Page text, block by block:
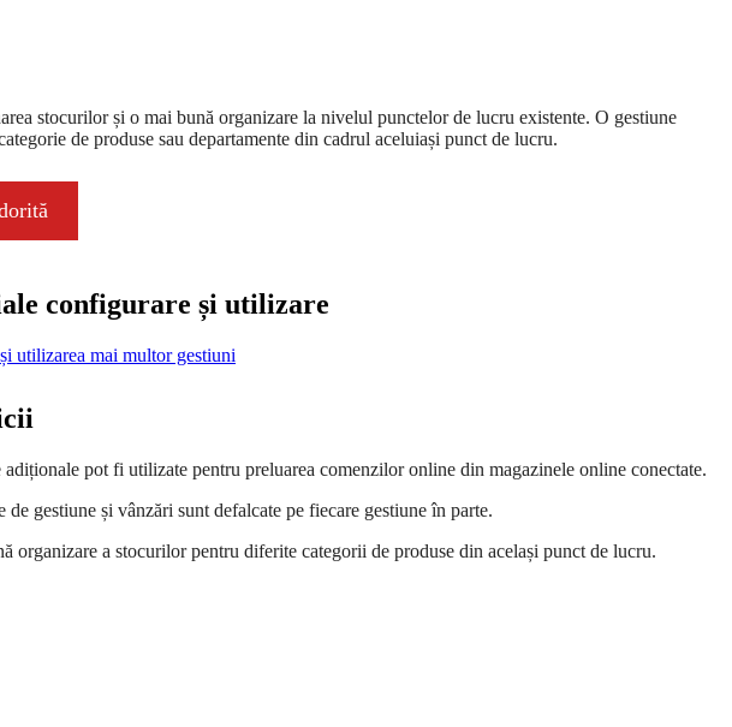
stocurilor și o mai bună organizare la nivelul punctelor de lucru existente. O gestiune
de produse sau departamente din cadrul aceluiași punct de lucru.
configurare și utilizare
utilizarea mai multor gestiuni
adiționale pot fi utilizate pentru preluarea comenzilor online din magazinele online conectate.
de gestiune și vânzări sunt defalcate pe fiecare gestiune în parte.
organizare a stocurilor pentru diferite categorii de produse din același punct de lucru.